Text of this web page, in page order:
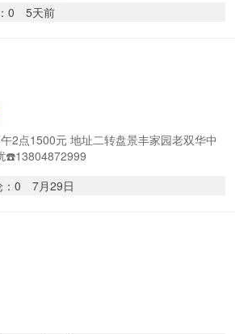
0 5天前
2点1500元 地址二转盘景丰家园老双华中
☎️13804872999
：0 7月29日